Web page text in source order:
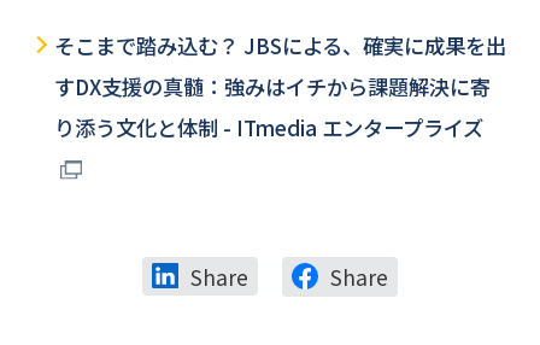
そこまで踏み込む？ JBSによる、確実に成果を出
すDX支援の真髄：強みはイチから課題解決に寄
り添う文化と体制 - ITmedia エンタープライズ
Share Share